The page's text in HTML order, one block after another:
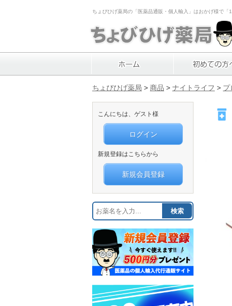
ちょびひげ薬局の「医薬品通販・個人輸入」はおかげ様で
ちょびひげ薬局 > 商品 > ナイトライフ > プ
こんにちは、ゲスト様
ログイン
新規登録はこちらから
新規会員登録
検索